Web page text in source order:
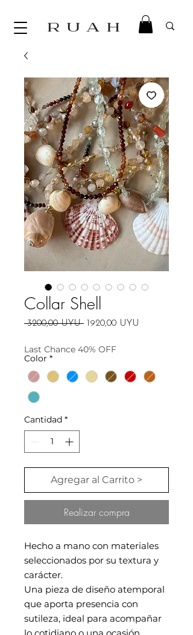
Collar Shell
3200,00 UYU Precio
1920,00 UYU
Last Chance 40% OFF
Color *
Cantidad *
Agregar al Carrito >
Realizar compra
Hecho a mano con materiales
seleccionados por su textura y
carácter.
Una pieza de diseño atemporal
que aporta presencia con
sutileza, ideal para acompañar